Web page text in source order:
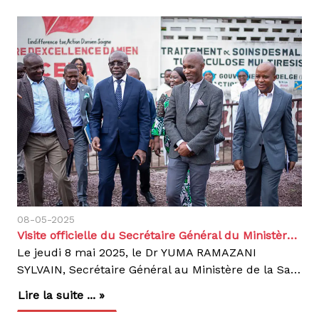
08-05-2025
Visite officielle du Secrétaire Général du Ministère de la Santé au Centre d’Excellence Damien
Le jeudi 8 mai 2025, le Dr YUMA RAMAZANI
SYLVAIN, Secrétaire Général au Ministère de la Santé publique, Hygiène et Prévention, a effectué une visite officielle au Centre d’Excellence Damien (CEDA), à Kinshasa. Cette visite marque un temps fort pour notre institution, première structure en RDC entièrement dédiée à la prise en charge gratuite de la tuberculose multirésistante et pharmaco-résistante.Créé en 2014 grâce au financement propre d’Action Damien, le CEDA offre une approche innovante et complète du traitement :Soins médicaux de qualité,Prise en charge nutritionnelle,Accompagnement psychologique,Projets d’activités génératrices de revenus (AGR) pour les patients guéris, afin de favoriser leur réinsertion socio-économique durable. Accompagné du Dr Léopoldine MBULULUA, Directrice adjointe du Programme National de Lutte contre la Tuberculose (PNLT), du Dr Papy PULULU, Médecin Coordonnateur Provincial Lèpre et Tuberculose de Kinshasa, ainsi que du staff médical d’Action Damien, le Secrétaire Général a pu constater l’impact tangible du centre sur le terrain.À l’issue de la visite, il a salué le modèle mis en place et déclaré :« Je suis agréablement surpris par l’organisation et la qualité des services rencontrés dans ce centre, qui mérite véritablement son titre de Centre d’Excellence. Je félicite Action Damien pour son appui au bon fonctionnement de cette institution de santé. Ma recommandation est que ces centres soient pleinement intégrés dans le système national de santé, sous le leadership du PNLT. Ce centre constitue une bonne pratique qui mérite un plaidoyer pour son extension dans tout le pays. »Cette visite officielle renforce la dynamique de collaboration entre Action Damien et les autorités sanitaires congolaises, dans une volonté commune de pérenniser et d’étendre ce modèle de prise en charge au bénéfice de tous les patients affectés par la tuberculose multirésistante en RDC.Agir, c’est contagieux !
Lire la suite ... »